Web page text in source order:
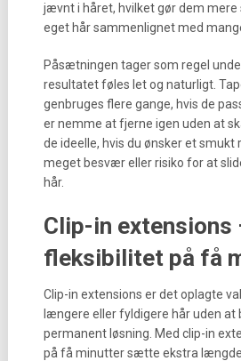
jævnt i håret, hvilket gør dem
eget hår sammenlignet med
Påsætningen tager som regel
resultatet føles let og naturligt.
genbruges flere gange, hvis de
er nemme at fjerne igen uden at
de ideelle, hvis du ønsker et
meget besvær eller risiko for at
hår.
Clip-in extensions
fleksibilitet på få
Clip-in extensions er det oplagte
længere eller fyldigere hår uden at
permanent løsning. Med clip-in
på få minutter sætte ekstra